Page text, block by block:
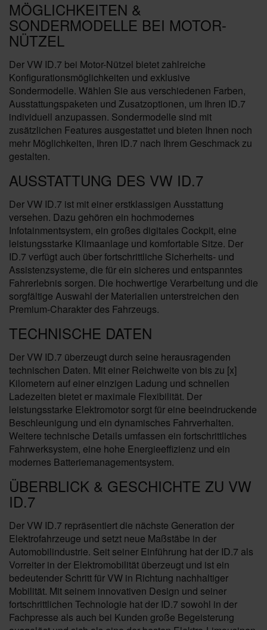
MÖGLICHKEITEN &
SONDERMODELLE BEI MOTOR-
NÜTZEL
Der VW ID.7 bei Motor-Nützel bietet zahlreiche
Konfigurationsmöglichkeiten und exklusive
Sondermodelle. Wählen Sie aus verschiedenen Farben,
Ausstattungspaketen und Zusatzoptionen, um Ihren ID.7
individuell anzupassen. Sondermodelle sind mit
zusätzlichen Features ausgestattet und bieten Ihnen noch
mehr Möglichkeiten, Ihren ID.7 nach Ihrem Geschmack zu
gestalten.
AUSSTATTUNG DES VW ID.7
Der VW ID.7 ist mit einer erstklassigen Ausstattung
versehen. Dazu gehören ein hochmodernes
Infotainmentsystem, ein großes digitales Cockpit, eine
leistungsstarke Klimaanlage und komfortable Sitze. Der
ID.7 verfügt auch über fortschrittliche Sicherheits- und
Assistenzsysteme, die für ein sicheres und entspanntes
Fahrerlebnis sorgen. Die hochwertige Verarbeitung und die
sorgfältige Auswahl der Materialien unterstreichen den
Premium-Charakter des Fahrzeugs.
TECHNISCHE DATEN
Der VW ID.7 überzeugt durch seine herausragenden
technischen Daten. Mit einer Reichweite von bis zu [x]
Kilometern auf einer einzigen Ladung und schnellen
Ladezeiten bietet er maximale Flexibilität. Der
leistungsstarke Elektromotor sorgt für eine beeindruckende
Beschleunigung und ein dynamisches Fahrverhalten.
Weitere technische Details umfassen ein fortschrittliches
Fahrwerksystem, eine hohe Energieeffizienz und ein
modernes Batteriemanagementsystem.
ÜBERBLICK & GESCHICHTE ZU VW
ID.7
Der VW ID.7 repräsentiert die nächste Generation der
Elektrofahrzeuge und setzt neue Maßstäbe in der
Automobilindustrie. Seit seiner Einführung hat der ID.7 als
Vorreiter in der Elektromobilität überzeugt und ist ein
bedeutender Schritt für VW in Richtung nachhaltiger
Mobilität. Mit seinem innovativen Design und seiner
fortschrittlichen Technologie hat der ID.7 sowohl in der
Fachpresse als auch bei Kunden große Begeisterung